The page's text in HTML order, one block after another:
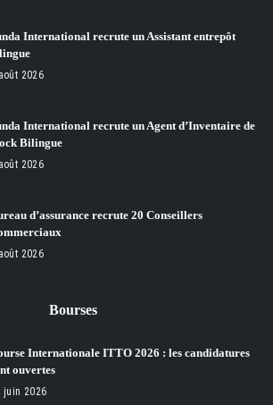
International recrute un Assistant entrepôt
2026
International recrute un Agent d’Inventaire de
Bilingue
2026
d’assurance recrute 20 Conseillers
2026
Bourses
Internationale ITTO 2026 : les candidatures
ouvertes
juin 2026